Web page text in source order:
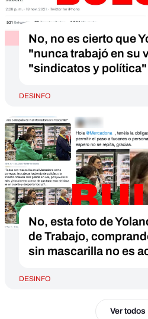
No, no es cierto que
"nunca trabajó en su
"sindicatos y política"
DESINFO
No, esta foto de
de Trabajo,
sin mascarilla no es
DESINFO
Ver todos